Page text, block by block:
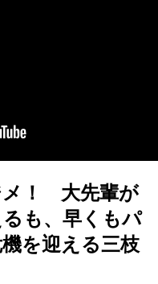
メ！ 大先輩が
も、早くもパ
を迎える三枝